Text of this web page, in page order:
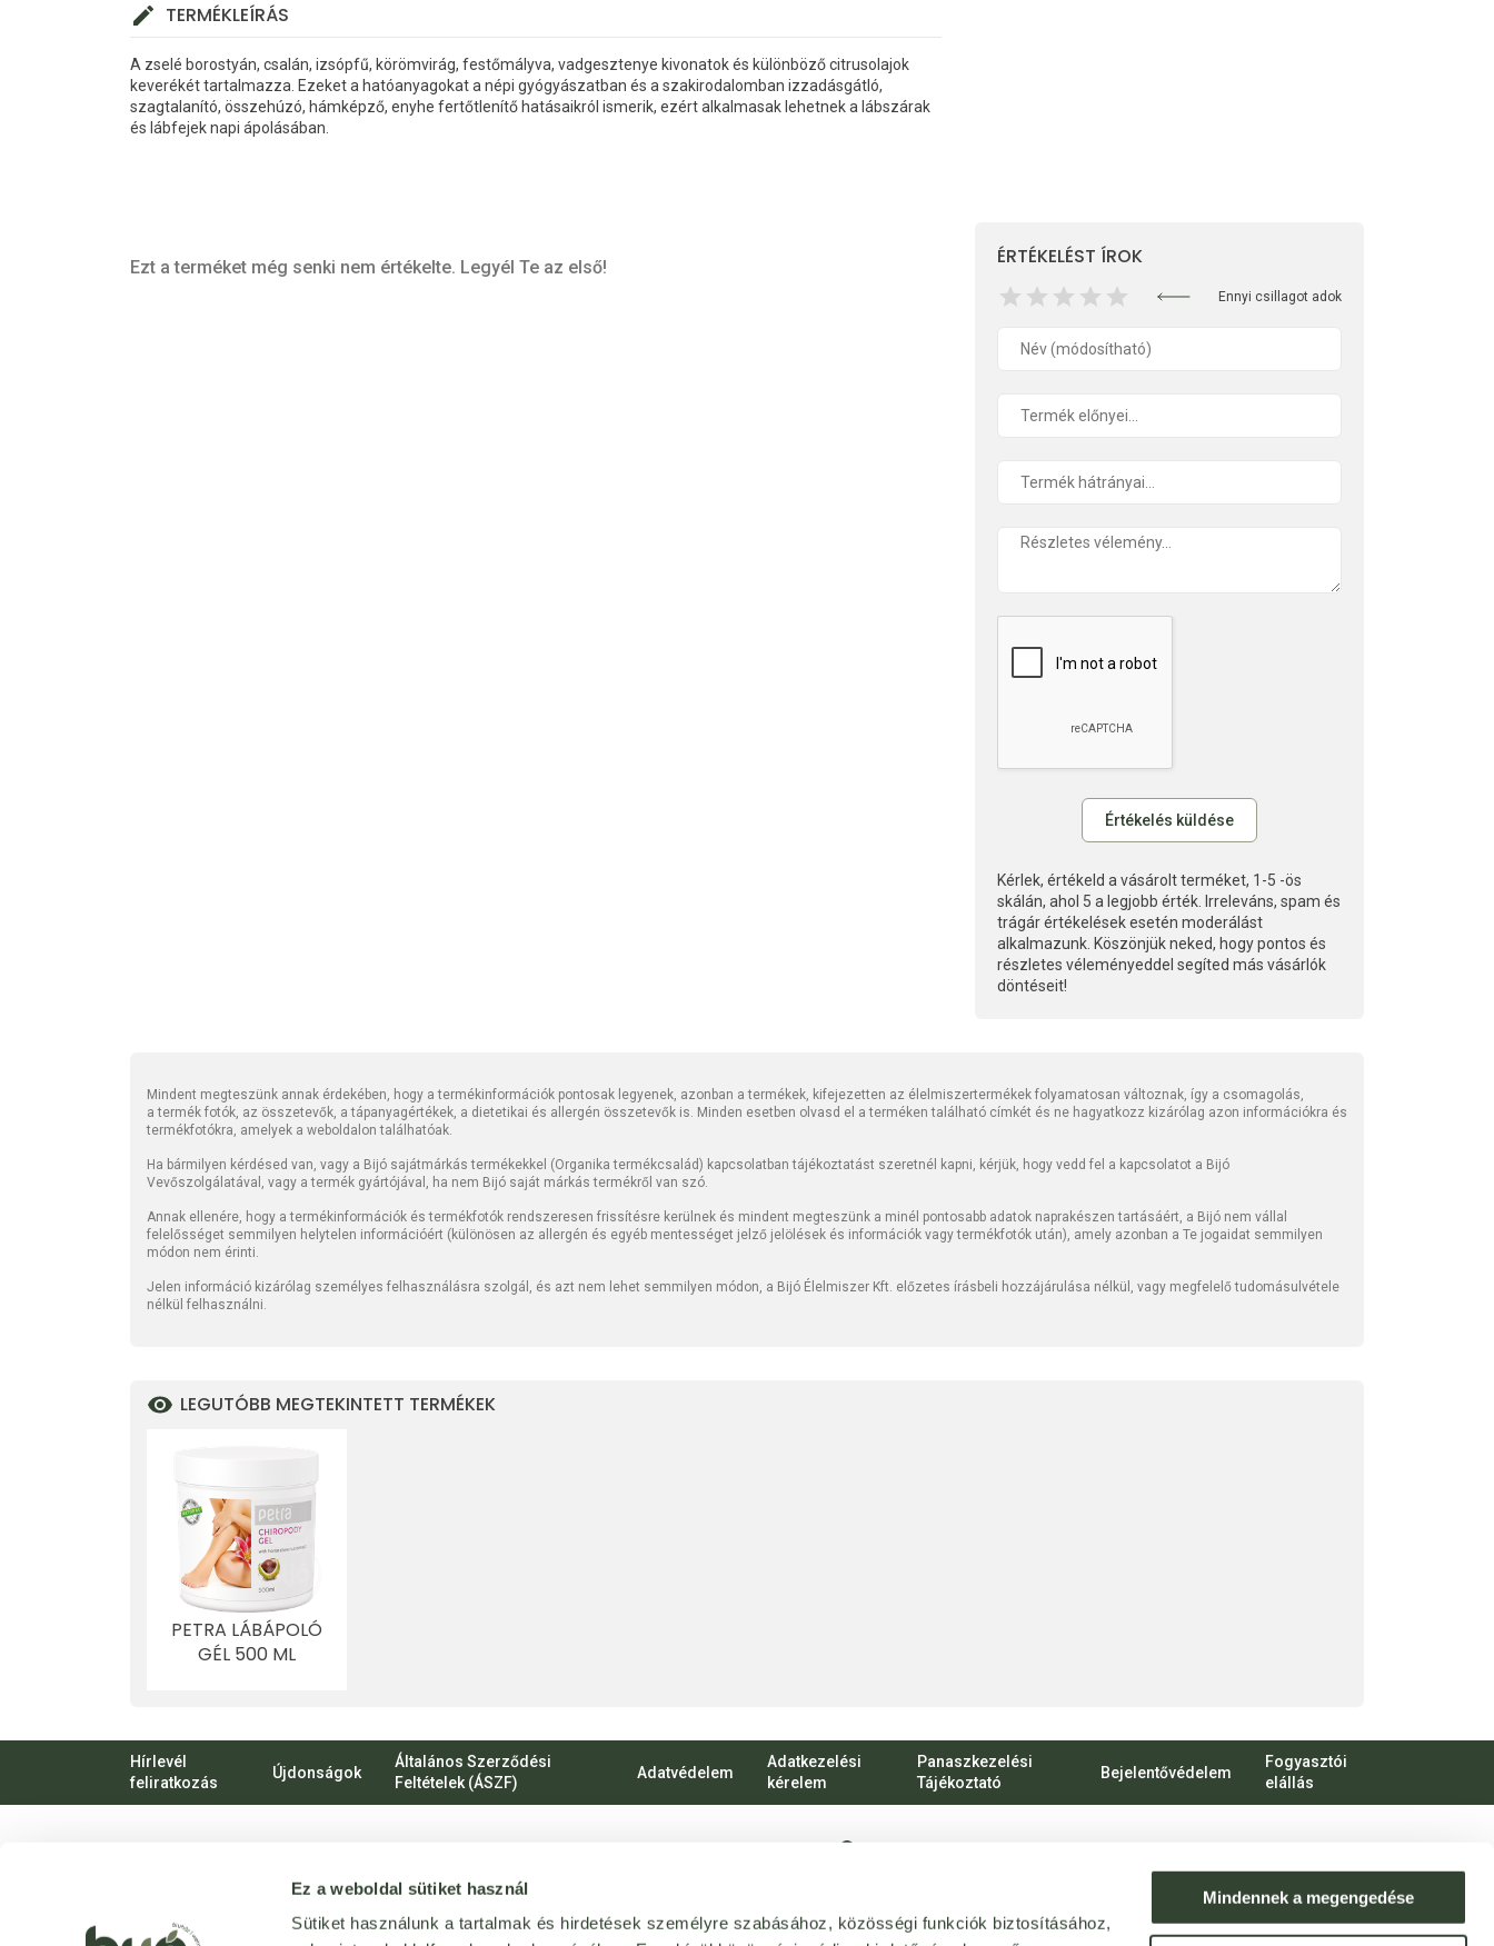
Ez a weboldal sütiket használ
Sütiket használunk a tartalmak és hirdetések személyre szabásához, közösségi funkciók biztosításához,
Mindennek a megengedése
TERMÉKLEÍRÁS
A zselé borostyán, csalán, izsópfű, körömvirág, festőmályva, vadgesztenye kivonatok és különböző citrusolajok
keverékét tartalmazza. Ezeket a hatóanyagokat a népi gyógyászatban és a szakirodalomban izzadásgátló,
szagtalanító, összehúzó, hámképző, enyhe fertőtlenítő hatásaikról ismerik, ezért alkalmasak lehetnek a lábszárak
és lábfejek napi ápolásában.
Ezt a terméket még senki nem értékelte. Legyél Te az első! ÉRTÉKELÉST ÍROK
Ennyi csillagot adok
Kérlek, értékeld a vásárolt terméket, 1-5 -ös
skálán, ahol 5 a legjobb érték. Irreleváns, spam és
trágár értékelések esetén moderálást
alkalmazunk. Köszönjük neked, hogy pontos és
részletes véleményeddel segíted más vásárlók
döntéseit!
Mindent megteszünk annak érdekében, hogy a termékinformációk pontosak legyenek, azonban a termékek, kifejezetten az élelmiszertermékek folyamatosan változnak, így a csomagolás,
a termék fotók, az összetevők, a tápanyagértékek, a dietetikai és allergén összetevők is. Minden esetben olvasd el a terméken található címkét és ne hagyatkozz kizárólag azon információkra és
termékfotókra, amelyek a weboldalon találhatóak.
Ha bármilyen kérdésed van, vagy a Bijó sajátmárkás termékekkel (Organika termékcsalád) kapcsolatban tájékoztatást szeretnél kapni, kérjük, hogy vedd fel a kapcsolatot a Bijó
Vevőszolgálatával, vagy a termék gyártójával, ha nem Bijó saját márkás termékről van szó.
Annak ellenére, hogy a termékinformációk és termékfotók rendszeresen frissítésre kerülnek és mindent megteszünk a minél pontosabb adatok naprakészen tartásáért, a Bijó nem vállal
felelősséget semmilyen helytelen információért (különösen az allergén és egyéb mentességet jelző jelölések és információk vagy termékfotók után), amely azonban a Te jogaidat semmilyen
módon nem érinti.
Jelen információ kizárólag személyes felhasználásra szolgál, és azt nem lehet semmilyen módon, a Bijó Élelmiszer Kft. előzetes írásbeli hozzájárulása nélkül, vagy megfelelő tudomásulvétele
nélkül felhasználni.
LEGUTÓBB MEGTEKINTETT TERMÉKEK
PETRA LÁBÁPOLÓ
GÉL 500 ML
Hírlevél
feliratkozás
Újdonságok
Általános Szerződési
Feltételek (ÁSZF)
Adatvédelem
Adatkezelési
kérelem
Panaszkezelési
Tájékoztató
Bejelentővédelem
Fogyasztói
elállás
VIRTUÁLIS
Magánszemélyeknek: webshop@bijo.hu